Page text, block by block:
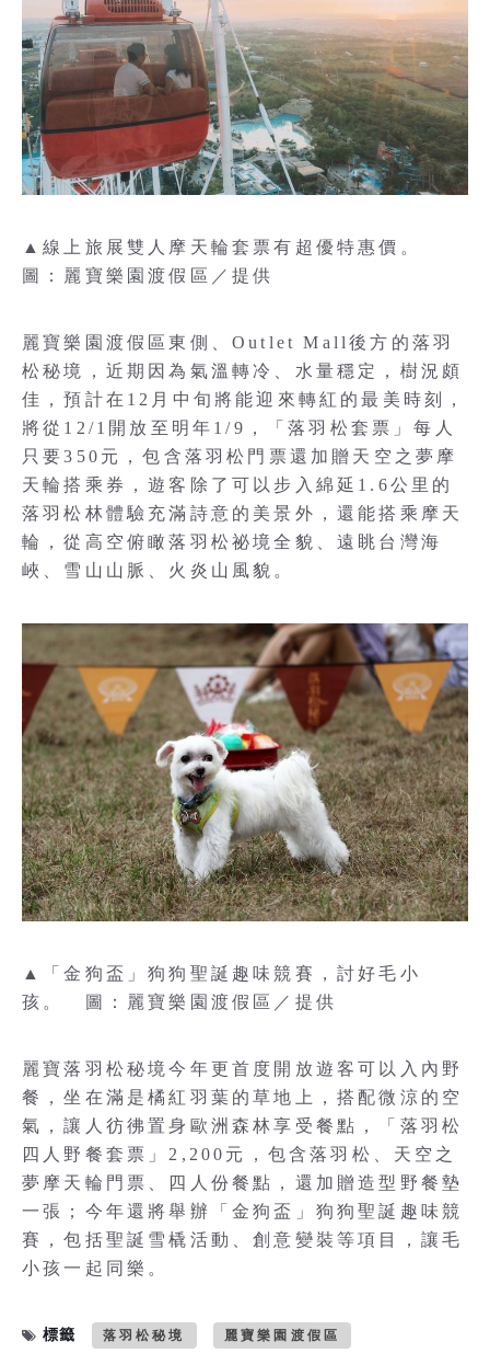
▲線上旅展雙人摩天輪套票有超優特惠價。
圖：麗寶樂園渡假區／提供
麗寶樂園渡假區東側、Outlet Mall後方的落羽
松秘境，近期因為氣溫轉冷、水量穩定，樹況頗
佳，預計在12月中旬將能迎來轉紅的最美時刻，
將從12/1開放至明年1/9，「落羽松套票」每人
只要350元，包含落羽松門票還加贈天空之夢摩
天輪搭乘券，遊客除了可以步入綿延1.6公里的
落羽松林體驗充滿詩意的美景外，還能搭乘摩天
輪，從高空俯瞰落羽松祕境全貌、遠眺台灣海
峽、雪山山脈、火炎山風貌。
▲「金狗盃」狗狗聖誕趣味競賽，討好毛小
孩。 圖：麗寶樂園渡假區／提供
麗寶落羽松秘境今年更首度開放遊客可以入內野
餐，坐在滿是橘紅羽葉的草地上，搭配微涼的空
氣，讓人彷彿置身歐洲森林享受餐點，「落羽松
四人野餐套票」2,200元，包含落羽松、天空之
夢摩天輪門票、四人份餐點，還加贈造型野餐墊
一張；今年還將舉辦「金狗盃」狗狗聖誕趣味競
賽，包括聖誕雪橇活動、創意變裝等項目，讓毛
小孩一起同樂。
標籤 落羽松秘境 麗寶樂園渡假區